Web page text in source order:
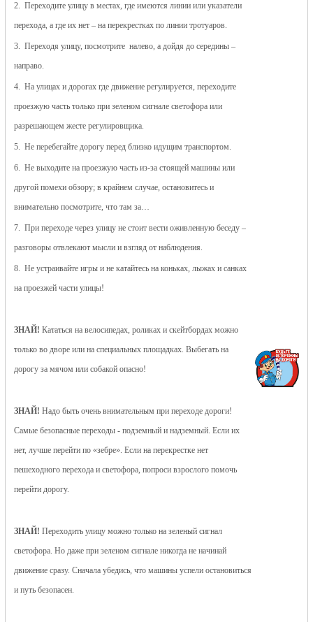
2. Переходите улицу в местах, где имеются линии или указатели
перехода, а где их нет – на перекрестках по линии тротуаров.
3. Переходя улицу, посмотрите налево, а дойдя до середины –
направо.
4. На улицах и дорогах где движение регулируется, переходите
проезжую часть только при зеленом сигнале светофора или
разрешающем жесте регулировщика.
5. Не перебегайте дорогу перед близко идущим транспортом.
6. Не выходите на проезжую часть из-за стоящей машины или
другой помехи обзору; в крайнем случае, остановитесь и
внимательно посмотрите, что там за…
7. При переходе через улицу не стоит вести оживленную беседу –
разговоры отвлекают мысли и взгляд от наблюдения.
8. Не устраивайте игры и не катайтесь на коньках, лыжах и санках
на проезжей части улицы!
ЗНАЙ! Кататься на велосипедах, роликах и скейтбордах можно
только во дворе или на специальных площадках. Выбегать на
дорогу за мячом или собакой опасно!
ЗНАЙ! Надо быть очень внимательным при переходе дороги!
Самые безопасные переходы - подземный и надземный. Если их
нет, лучше перейти по «зебре». Если на перекрестке нет
пешеходного перехода и светофора, попроси взрослого помочь
перейти дорогу.
ЗНАЙ! Переходить улицу можно только на зеленый сигнал
светофора. Но даже при зеленом сигнале никогда не начинай
движение сразу. Сначала убедись, что машины успели остановиться
и путь безопасен.